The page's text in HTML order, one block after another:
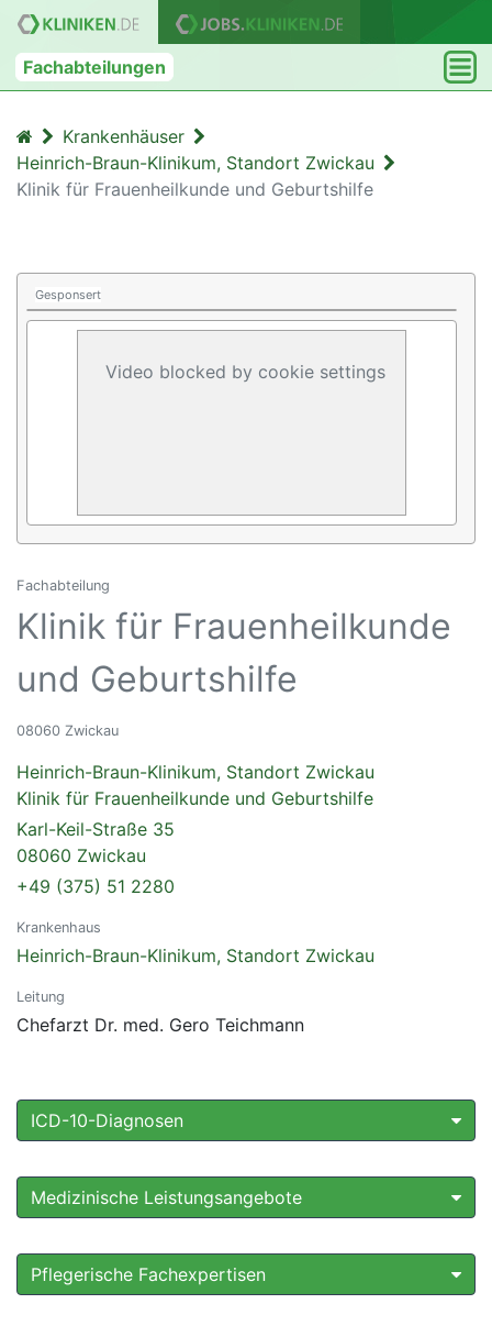
Fachabteilungen
Krankenhäuser
Heinrich-Braun-Klinikum, Standort Zwickau
Klinik für Frauenheilkunde und Geburtshilfe
Gesponsert
Video blocked by cookie settings
Fachabteilung
Klinik für Frauenheilkunde
und Geburtshilfe
08060 Zwickau
Heinrich-Braun-Klinikum, Standort Zwickau
Klinik für Frauenheilkunde und Geburtshilfe
Karl-Keil-Straße 35
08060 Zwickau
+49 (375) 51 2280
Krankenhaus
Heinrich-Braun-Klinikum, Standort Zwickau
Leitung
Chefarzt Dr. med. Gero Teichmann
ICD-10-Diagnosen
Medizinische Leistungsangebote
Pflegerische Fachexpertisen